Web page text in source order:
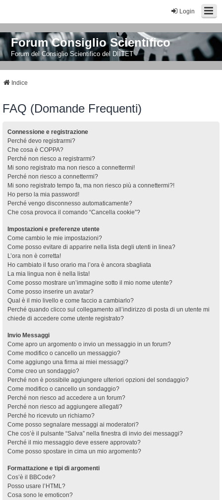
Login
Forum Consiglio Scientifico
Forum del Consiglio Scientifico del DIITET
Indice
FAQ (Domande Frequenti)
Connessione e registrazione
Perché devo registrarmi?
Che cosa è COPPA?
Perché non riesco a registrarmi?
Mi sono registrato ma non riesco a connettermi!
Perché non riesco a connettermi?
Mi sono registrato tempo fa, ma non riesco più a connettermi?!
Ho perso la mia password!
Perché vengo disconnesso automaticamente?
Che cosa provoca il comando “Cancella cookie”?
Impostazioni e preferenze utente
Come cambio le mie impostazioni?
Come posso evitare di apparire nella lista degli utenti in linea?
L’ora non è corretta!
Ho cambiato il fuso orario ma l’ora è ancora sbagliata
La mia lingua non è nella lista!
Come posso mostrare un’immagine sotto il mio nome utente?
Come posso inserire un avatar?
Qual è il mio livello e come faccio a cambiarlo?
Perché quando clicco sul collegamento all’indirizzo di posta di un utente mi
chiede di accedere come utente registrato?
Invio Messaggi
Come apro un argomento o invio un messaggio in un forum?
Come modifico o cancello un messaggio?
Come aggiungo una firma ai miei messaggi?
Come creo un sondaggio?
Perché non è possibile aggiungere ulteriori opzioni del sondaggio?
Come modifico o cancello un sondaggio?
Perché non riesco ad accedere a un forum?
Perché non riesco ad aggiungere allegati?
Perché ho ricevuto un richiamo?
Come posso segnalare messaggi ai moderatori?
Che cos’è il pulsante “Salva” nella finestra di invio dei messaggi?
Perché il mio messaggio deve essere approvato?
Come posso spostare in cima un mio argomento?
Formattazione e tipi di argomenti
Cos’è il BBCode?
Posso usare l’HTML?
Cosa sono le emoticon?